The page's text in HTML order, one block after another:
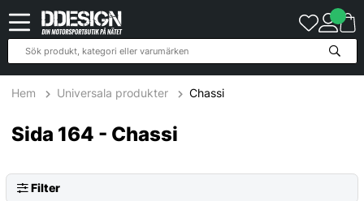
Hem Universala produkter Chassi
Sida 164 - Chassi
Filter